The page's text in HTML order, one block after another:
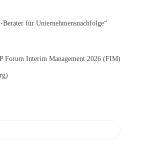
für Unternehmensnachfolge“
Forum Interim Management 2026 (FIM)